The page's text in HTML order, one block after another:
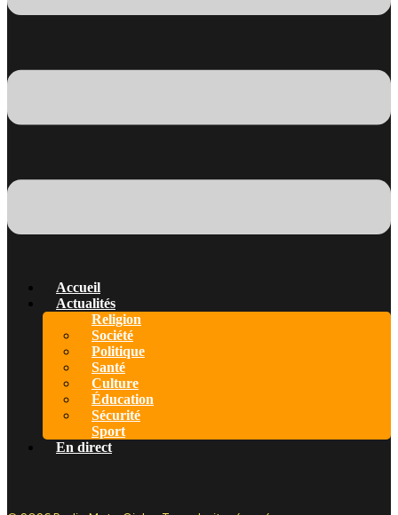
Accueil
Actualités
Religion
Société
Politique
Santé
Culture
Éducation
Sécurité
Sport
En direct